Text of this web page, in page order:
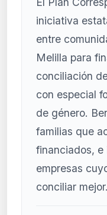
iniciativa
entre
Melilla para
conciliación
con especial
de género.
familias que
financiados, e
empresas
conciliar mejor.